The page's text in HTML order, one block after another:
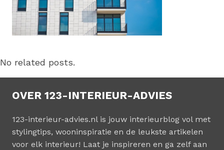
No related posts.
OVER 123-INTERIEUR-ADVIES
123-interieur-advies.nl is jouw interieurblog vol met
stylingtips, wooninspiratie en de leukste artikelen
voor elk interieur! Laat je inspireren en ga zelf aan